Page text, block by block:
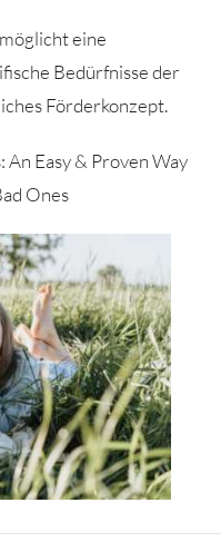
eine
Bedürfnisse der
Förderkonzept.
Easy & Proven Way
Ones